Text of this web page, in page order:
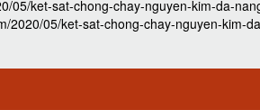
05/ket-sat-chong-chay-nguyen-kim-da-
2020/05/ket-sat-chong-chay-nguyen-kim-